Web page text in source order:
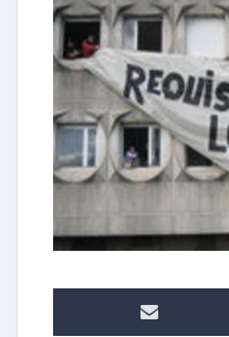
e
o
s
t
e
u
r